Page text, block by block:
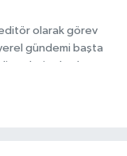
olarak görev
gündemi başta
sahadan
haber üretimine
ve etik gazetecilik